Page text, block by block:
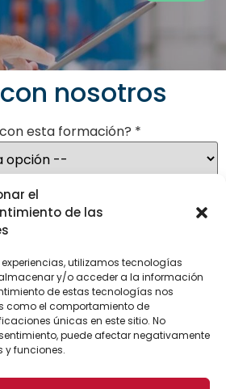
el
de las
utilizamos tecnologías
y/o acceder a la información
de estas tecnologías nos
como el comportamiento de
únicas en este sitio. No
puede afectar negativamente
funciones.
nosotros
esta formación? *